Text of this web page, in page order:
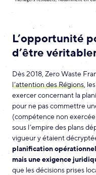
L’opportunité
d’être
Dès 2018, Zero Waste
l’attention des Régions,
exercer concernant la
pour ne pas commettre
(compétence non
sous l’empire des plans
vigueur y étaient
planification
mais une exigence
que les décisions prises